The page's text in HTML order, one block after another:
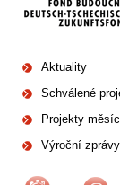
Aktuality
Schválené
Projekty
Výroční zprávy